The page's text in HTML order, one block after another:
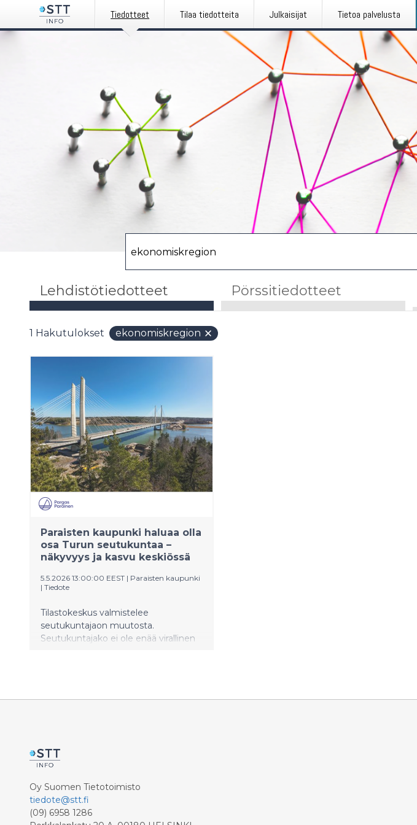
Tiedotteet Tilaa tiedotteita Julkaisijat Tietoa palvelusta
Lehdistötiedotteet Pörssitiedotteet
1 Hakutulokset ekonomiskregion
Paraisten kaupunki haluaa olla
osa Turun seutukuntaa –
näkyvyys ja kasvu keskiössä
5.5.2026 13:00:00 EEST | Paraisten kaupunki
| Tiedote
Tilastokeskus valmistelee
seutukuntajaon muutosta.
Seutukuntajako ei ole enää virallinen
1.1.2027.
Oy Suomen Tietotoimisto
tiedote@stt.fi
(09) 6958 1286